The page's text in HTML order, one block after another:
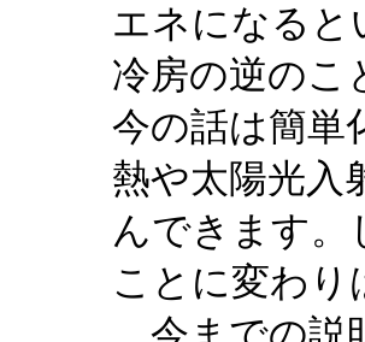
エネになると
冷房の逆のこ
今の話は簡単
熱や太陽光入
んできます。
ことに変わり